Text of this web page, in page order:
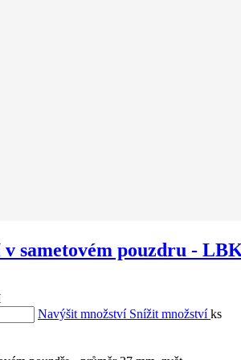
sametovém pouzdru -
Navýšit množství Snížit množstvíks